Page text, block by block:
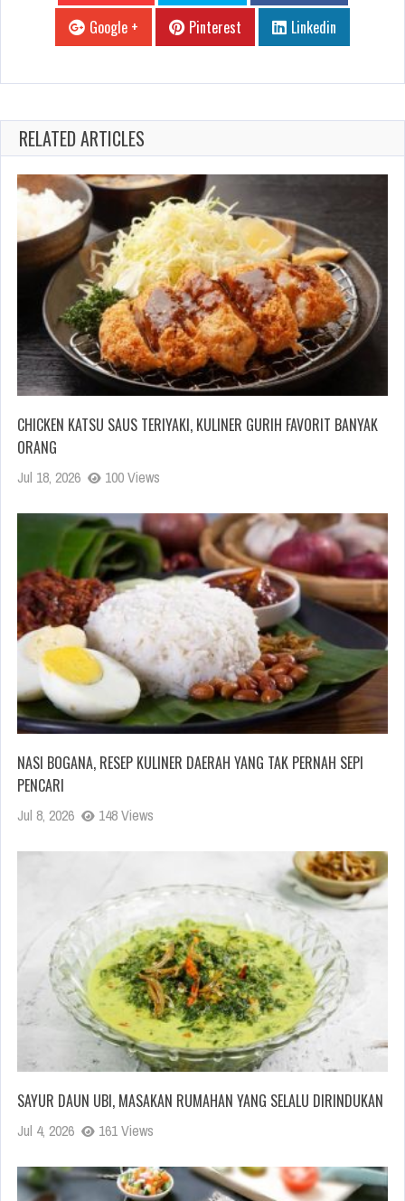
Google + Pinterest Linkedin
RELATED ARTICLES
CHICKEN KATSU SAUS TERIYAKI, KULINER GURIH FAVORIT BANYAK
ORANG
Jul 18, 2026 100 Views
NASI BOGANA, RESEP KULINER DAERAH YANG TAK PERNAH SEPI
PENCARI
Jul 8, 2026 148 Views
SAYUR DAUN UBI, MASAKAN RUMAHAN YANG SELALU DIRINDUKAN
Jul 4, 2026 161 Views